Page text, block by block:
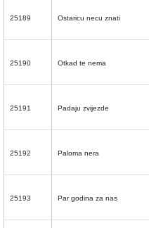
25189 Ostaricu necu znati
25190 Otkad te nema
25191 Padaju zvijezde
25192 Paloma nera
25193 Par godina za nas